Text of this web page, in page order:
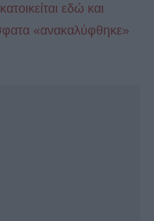
εδώ και
«ανακαλύφθηκε»